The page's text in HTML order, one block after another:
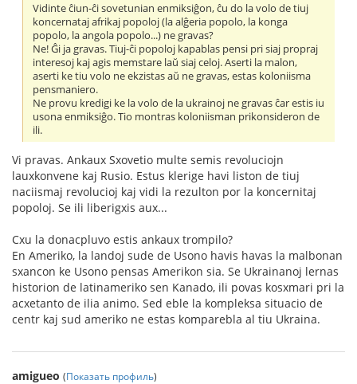
Vidinte ĉiun-ĉi sovetunian enmiksiĝon, ĉu do la volo de tiuj
koncernataj afrikaj popoloj (la alĝeria popolo, la konga
popolo, la angola popolo...) ne gravas?
Ne! Ĝi ja gravas. Tiuj-ĉi popoloj kapablas pensi pri siaj propraj
interesoj kaj agis memstare laŭ siaj celoj. Aserti la malon,
aserti ke tiu volo ne ekzistas aŭ ne gravas, estas koloniisma
pensmaniero.
Ne provu kredigi ke la volo de la ukrainoj ne gravas ĉar estis iu
usona enmiksiĝo. Tio montras koloniisman prikonsideron de
ili.
Vi pravas. Ankaux Sxovetio multe semis revoluciojn
lauxkonvene kaj Rusio. Estus klerige havi liston de tiuj
naciismaj revolucioj kaj vidi la rezulton por la koncernitaj
popoloj. Se ili liberigxis aux...
Cxu la donacpluvo estis ankaux trompilo?
En Ameriko, la landoj sude de Usono havis havas la malbonan
sxancon ke Usono pensas Amerikon sia. Se Ukrainanoj lernas
historion de latinameriko sen Kanado, ili povas kosxmari pri la
acxetanto de ilia animo. Sed eble la kompleksa situacio de
centr kaj sud ameriko ne estas komparebla al tiu Ukraina.
amigueo (Показать профиль)